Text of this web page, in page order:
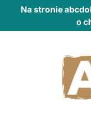
Na stronie
o